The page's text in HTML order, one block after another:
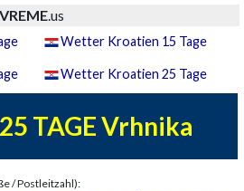
VREME.us
Wetter Kroatien 15 Tage
Wetter Kroatien 25 Tage
TAGE Vrhnika
/ Postleitzahl):